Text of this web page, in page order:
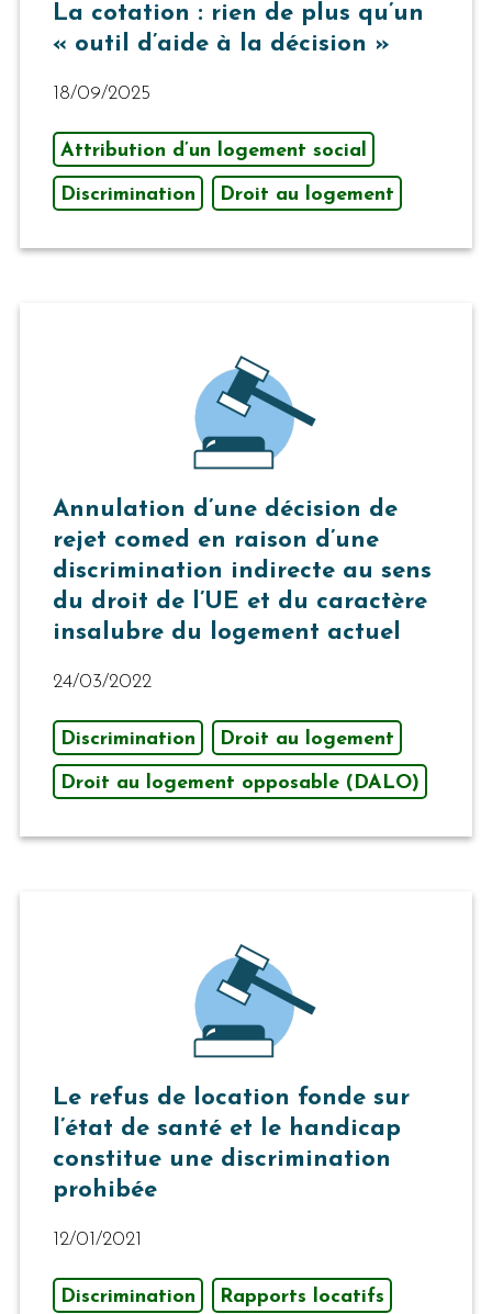
La cotation : rien de plus qu’un
« outil d’aide à la décision »
18/09/2025
Attribution d’un logement social
Discrimination Droit au logement
Annulation d’une décision de
rejet comed en raison d’une
discrimination indirecte au sens
du droit de l’UE et du caractère
insalubre du logement actuel
24/03/2022
Discrimination Droit au logement
Droit au logement opposable (DALO)
Le refus de location fonde sur
l’état de santé et le handicap
constitue une discrimination
prohibée
12/01/2021
Discrimination Rapports locatifs